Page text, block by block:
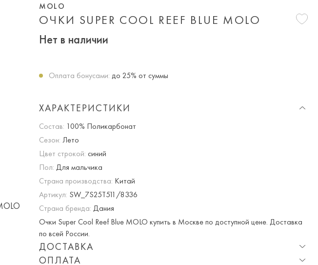
ОЧКИ SUPER COOL REEF BLUE MOLO
MOLO
Нет в наличии
Оплата бонусами: до 25% от суммы
ХАРАКТЕРИСТИКИ
Состав: 100% Поликарбонат
Сезон: Лето
Цвет строкой: синий
Пол: Для мальчика
Страна производства: Китай
Артикул: SW_7S25T511/8336
Страна бренда: Дания
Очки Super Cool Reef Blue MOLO купить в Москве по доступной цене. Доставка
по всей России.
ДОСТАВКА
ОПЛАТА